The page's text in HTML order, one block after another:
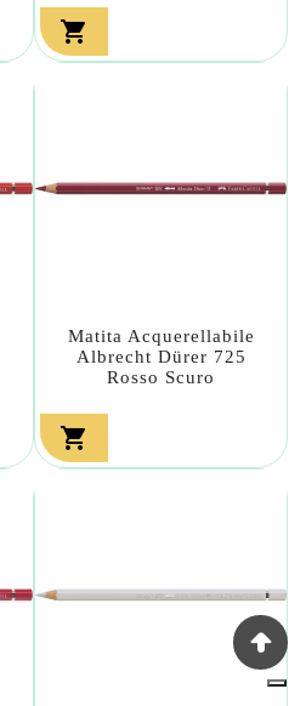

Matita Acquerellabile
Albrecht Dürer 725
Rosso Scuro
